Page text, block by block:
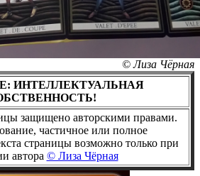
© Лиза Чёрная
ИНТЕЛЛЕКТУАЛЬНАЯ
защищено авторскими правами.
частичное или полное
страницы возможно только при
автора © Лиза Чёрная